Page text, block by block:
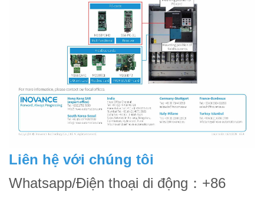
Liên hệ với chúng tôi
Whatsapp/Điện thoại di động ： +86